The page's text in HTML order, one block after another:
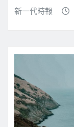
新一代時報